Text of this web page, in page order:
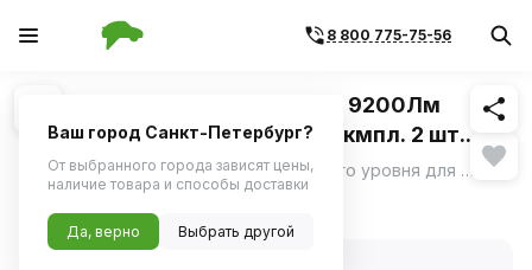
8 800 775-75-56
1/4 Похожие
Светодиод H11/H8 PRO, 50Вт, 9200Лм
(4600Лм x 2 , 6000К, 12/24В, кмпл. 2 шт.
(AIRLINE)
Мощные LED-лампы профессионального уровня для автомобильной оптики с улучшенными характеристиками яркости и энергоэффективности. ещё
Ваш город Санкт-Петербург?
От выбранного города зависят цены,
наличие товара и способы доставки
Да, верно Выбрать другой